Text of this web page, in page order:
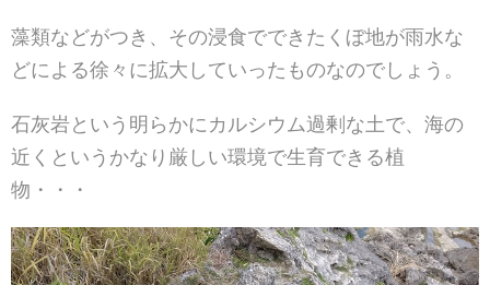
藻類などがつき、その浸食でできたくぼ地が雨水な
どによる徐々に拡大していったものなのでしょう。
石灰岩という明らかにカルシウム過剰な土で、海の
近くというかなり厳しい環境で生育できる植
物・・・